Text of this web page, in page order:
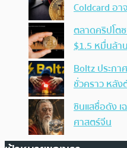
Coldcard อ
ตลาดคริปโต
$1.5 หมื่นล้า
Boltz ประกา
ชั่วคราว หลัง
ซินแสชื่อดัง เ
ศาสตร์จีน